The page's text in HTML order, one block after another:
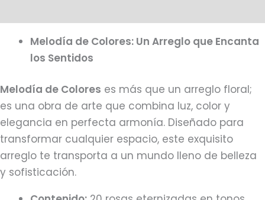
Melodía de Colores: Un Arreglo que Encanta
los Sentidos
Melodía de Colores es más que un arreglo floral;
es una obra de arte que combina luz, color y
elegancia en perfecta armonía. Diseñado para
transformar cualquier espacio, este exquisito
arreglo te transporta a un mundo lleno de belleza
y sofisticación.